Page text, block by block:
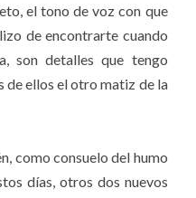
el tono de voz con que
de encontrarte cuando
son detalles que tengo
de ellos el otro matiz de la
como consuelo del humo
días, otros dos nuevos